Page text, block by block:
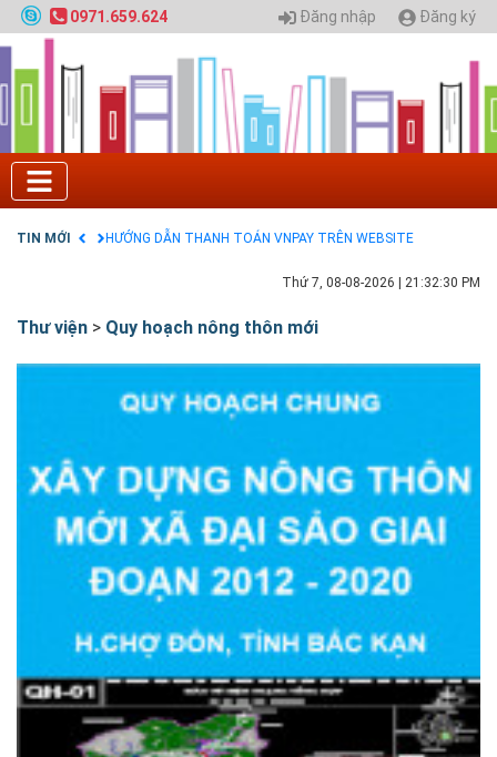
0971.659.624 Đăng nhập Đăng ký
TIN MỚI
Quy hoạch chung hệ thống đê điều thành phố Hà
Nội
GIAO LƯU TRỰC TUYẾN - TƯ VẤN TUYỂN SINH ĐẠI
HỌC CHÍNH QUY ĐẠI HỌC KIẾN TRÚC NĂM 2020 -
SỐ 02
Nạp EP vào tài khoản bằng thẻ cào điện thoại
Tuyển sinh 2025, Khoa kỹ thuật hạ tầng và môi
HƯỚNG DẪN THANH TOÁN VNPAY TRÊN WEBSITE
Thứ 7, 08-08-2026 21:32:31 PM
Thư viện > Quy hoạch nông thôn mới